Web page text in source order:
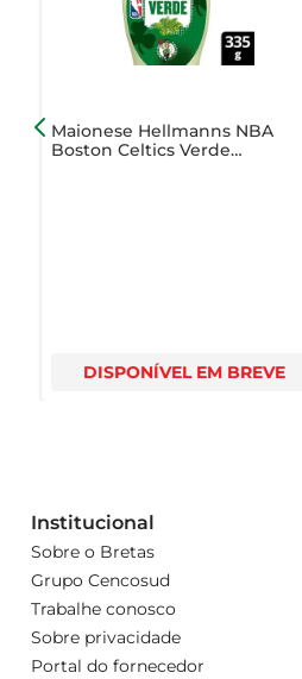
Maionese Hellmanns NBA
Boston Celtics Verde
DISPONÍVEL EM BREVE
Institucional
Sobre o Bretas
Grupo Cencosud
Trabalhe conosco
Sobre privacidade
Portal do fornecedor